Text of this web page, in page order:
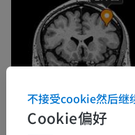
Cookie偏好
不接受cookie然后继